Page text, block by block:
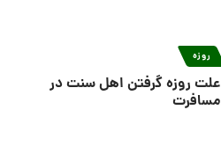
روزه
علت روزه گرفتن اهل سنت در
مسافرت